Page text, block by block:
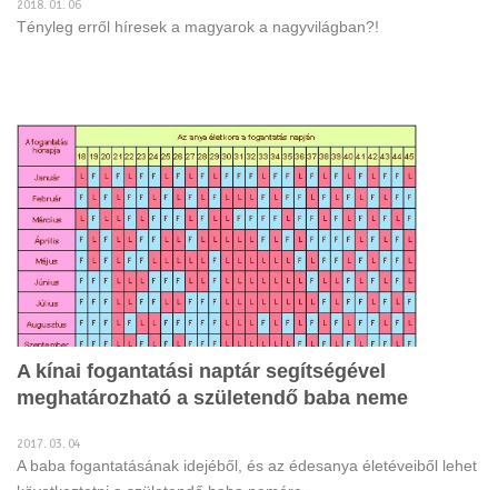
2018. 01. 06
Tényleg erről híresek a magyarok a nagyvilágban?!
A kínai fogantatási naptár segítségével
meghatározható a születendő baba neme
2017. 03. 04
A baba fogantatásának idejéből, és az édesanya életéveiből lehet